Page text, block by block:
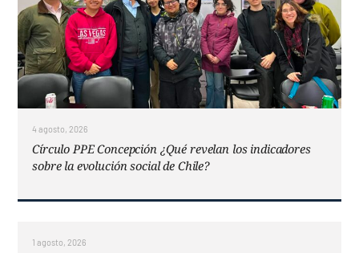
4 agosto, 2026
Círculo PPE Concepción ¿Qué revelan los indicadores
sobre la evolución social de Chile?
1 agosto, 2026